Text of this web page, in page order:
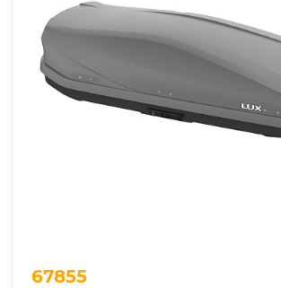
67855